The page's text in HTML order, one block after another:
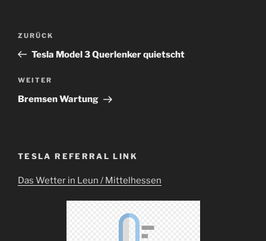
Beitragsnavigation
Vorheriger
Beitrag
ZURÜCK
Tesla Model 3 Querlenker quietscht
Nächster
Beitrag
WEITER
Bremsen Wartung
TESLA REFERRAL LINK
Das Wetter in Leun / Mittelhessen